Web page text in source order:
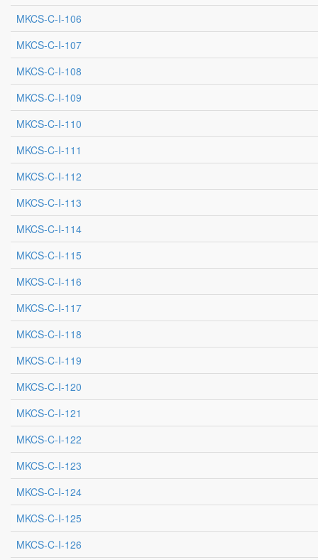
MKCS-C-I-106
MKCS-C-I-107
MKCS-C-I-108
MKCS-C-I-109
MKCS-C-I-110
MKCS-C-I-111
MKCS-C-I-112
MKCS-C-I-113
MKCS-C-I-114
MKCS-C-I-115
MKCS-C-I-116
MKCS-C-I-117
MKCS-C-I-118
MKCS-C-I-119
MKCS-C-I-120
MKCS-C-I-121
MKCS-C-I-122
MKCS-C-I-123
MKCS-C-I-124
MKCS-C-I-125
MKCS-C-I-126